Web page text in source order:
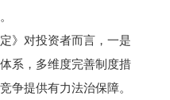
》对投资者而言，一是
系，多维度完善制度措
争提供有力法治保障。